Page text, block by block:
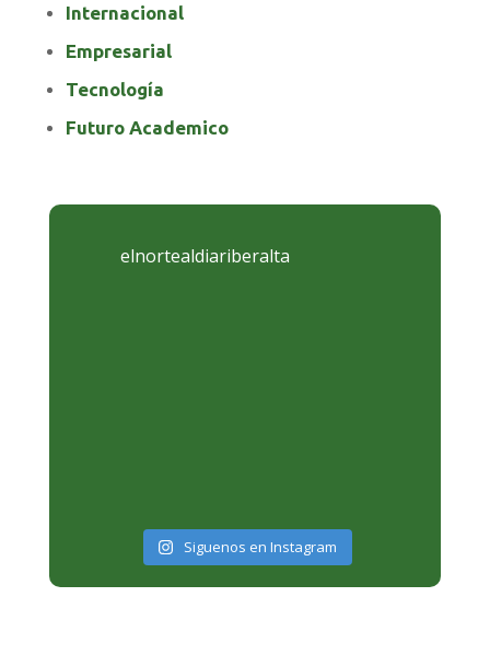
Internacional
Empresarial
Tecnología
Futuro Academico
elnortealdiariberalta
Siguenos en Instagram